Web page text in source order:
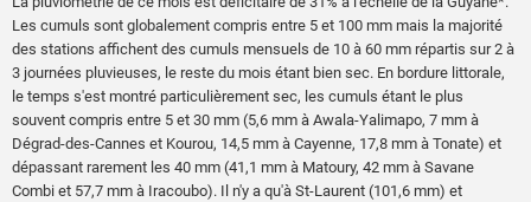
Les cumuls sont globalement compris entre 5 et 100 mm mais la majorité
des stations affichent des cumuls mensuels de 10 à 60 mm répartis sur 2 à
3 journées pluvieuses, le reste du mois étant bien sec. En bordure littorale,
le temps s'est montré particulièrement sec, les cumuls étant le plus
souvent compris entre 5 et 30 mm (5,6 mm à Awala-Yalimapo, 7 mm à
Dégrad-des-Cannes et Kourou, 14,5 mm à Cayenne, 17,8 mm à Tonate) et
dépassant rarement les 40 mm (41,1 mm à Matoury, 42 mm à Savane
Combi et 57,7 mm à Iracoubo). Il n'y a qu'à St-Laurent (101,6 mm) et